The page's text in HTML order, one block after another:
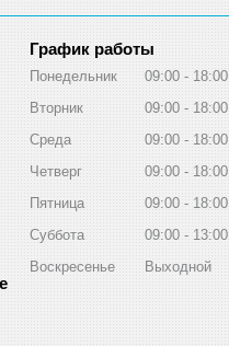
График работы
Понедельник 09:00
18:00
Вторник
09:00
18:00
Среда
09:00
18:00
Четверг
09:00
18:00
Пятница
09:00
18:00
Суббота
09:00
13:00
Воскресенье
Выходной